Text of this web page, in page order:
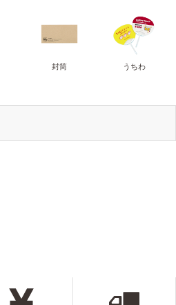
封筒 うちわ